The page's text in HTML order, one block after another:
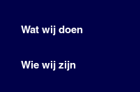
Wat wij doen
Wie wij zijn